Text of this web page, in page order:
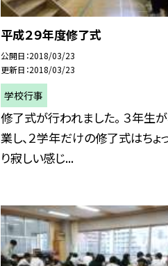
平成２９年度修了式
公開日 2018/03/23
更新日 2018/03/23
学校行事
修了式が行われました。 ３年生
業し、２学年だけの修了式はちょ
り寂しい感じ...